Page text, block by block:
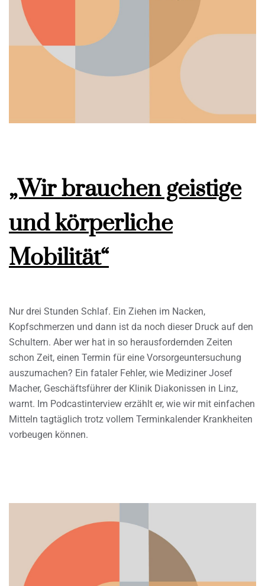
„Wir brauchen geistige
und körperliche
Mobilität“
Nur drei Stunden Schlaf. Ein Ziehen im Nacken,
Kopfschmerzen und dann ist da noch dieser Druck auf den
Schultern. Aber wer hat in so herausfordernden Zeiten
schon Zeit, einen Termin für eine Vorsorgeuntersuchung
auszumachen? Ein fataler Fehler, wie Mediziner Josef
Macher, Geschäftsführer der Klinik Diakonissen in Linz,
warnt. Im Podcastinterview erzählt er, wie wir mit einfachen
Mitteln tagtäglich trotz vollem Terminkalender Krankheiten
vorbeugen können.